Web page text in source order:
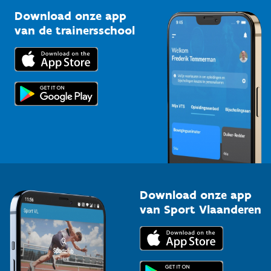
Bedrijven
Trainers en begeleiders
Topsporters
Kennisplatform
Downloads
Voor de pers
Download onze app
van de trainersschool
Download onze app
van Sport Vlaanderen